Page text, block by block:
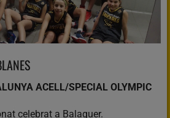
ACELL/SPECIAL OLYMPIC
celebrat a Balaguer.